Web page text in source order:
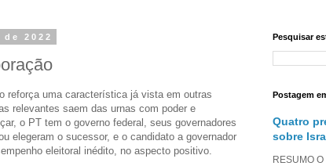
2022
reforça uma característica já vista em outras
relevantes saem das urnas com poder e
o PT tem o governo federal, seus governadores
elegeram o sucessor, e o candidato a governador
eleitoral inédito, no aspecto positivo.
Pesquisar
Postagem
Quatro
sobre
RESUMO